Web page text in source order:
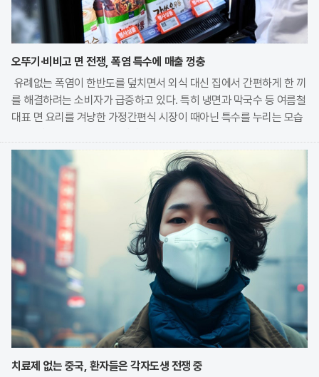
오뚜기·비비고 면 전쟁, 폭염 특수에 매출 껑충
유례없는 폭염이 한반도를 덮치면서 외식 대신 집에서 간편하게 한 끼
를 해결하려는 소비자가 급증하고 있다. 특히 냉면과 막국수 등 여름철
대표 면 요리를 겨냥한 가정간편식 시장이 때아닌 특수를 누리는 모습
앞세워 시장 점유율 확대에 박차를 가하고
치료제 없는 중국, 환자들은 각자도생 전쟁 중